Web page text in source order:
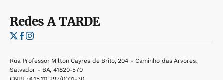
RedesA TARDE
Rua Professor Milton Cayres de Brito, 204 - Caminho das Árvores,
Salvador - BA, 41820-570
CNPJ nº 15.111.297/0001-30